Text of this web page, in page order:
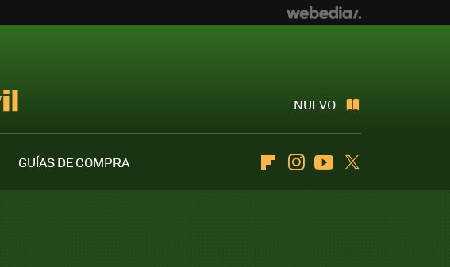
NUEVO
GUÍAS DE COMPRA
FlipboardInstagramYoutube